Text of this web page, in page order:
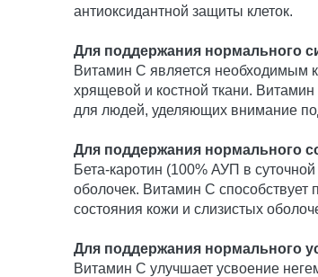
антиоксидантной защиты клеток.
Для поддержания нормального
Витамин С является необходимым
хрящевой и костной ткани.
для людей, уделяющих внимание
Для поддержания нормального
Бета-каротин (100% АУП в
оболочек. Витамин С
состояния кожи и слизистых
Для поддержания нормального
Витамин С улучшает усвоение